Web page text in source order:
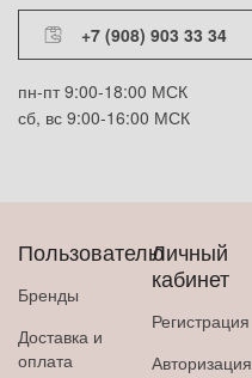
+7 (908) 903 33 34
пн-пт 9:00-18:00 МСК
сб, вс 9:00-16:00 МСК
Пользователю
Бренды
Доставка и
оплата
Личный
кабинет
Регистрация
Авторизация